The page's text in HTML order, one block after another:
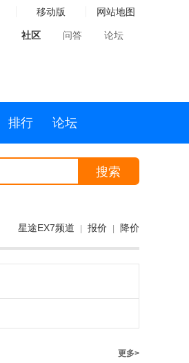
移动版 网站地图
社区 问答 论坛
排行 论坛
搜索
星途EX7频道 报价 降价
更多>